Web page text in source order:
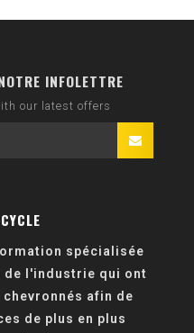
INFOLETTRE
our latest offers
spécialisée
de l'industrie qui ont
afin de
de plus en plus